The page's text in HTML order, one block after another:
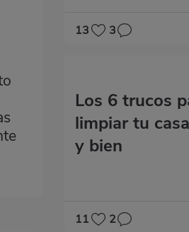
13 3
Los 6 trucos
limpiar tu
y bien
11 2